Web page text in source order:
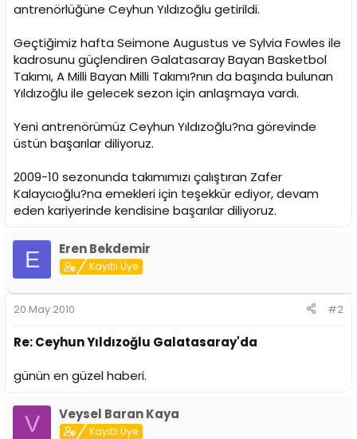
t
a
r
i
i
antrenörlüğüne Ceyhun Yıldızoğlu getirildi.
Geçtiğimiz hafta Seimone Augustus ve Sylvia Fowles ile
kadrosunu güçlendiren Galatasaray Bayan Basketbol
Takımı, A Milli Bayan Milli Takımı?nın da başında bulunan
Yıldızoğlu ile gelecek sezon için anlaşmaya vardı.
Yeni antrenörümüz Ceyhun Yıldızoğlu?na görevinde
üstün başarılar diliyoruz.
2009-10 sezonunda takımımızı çalıştıran Zafer
Kalaycıoğlu?na emekleri için teşekkür ediyor, devam
eden kariyerinde kendisine başarılar diliyoruz.
E Eren Bekdemir
Kayıtlı Üye
20 May 2010 #2
Re: Ceyhun Yıldızoğlu Galatasaray'da
günün en güzel haberi.
V Veysel Baran Kaya
Kayıtlı Üye